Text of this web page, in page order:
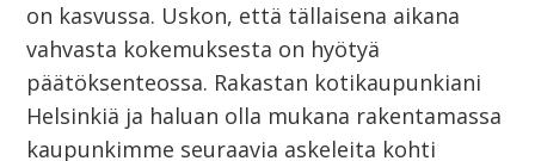
on kasvussa. Uskon, että tällaisena aikana
vahvasta kokemuksesta on hyötyä
päätöksenteossa. Rakastan kotikaupunkiani
Helsinkiä ja haluan olla mukana rakentamassa
kaupunkimme seuraavia askeleita kohti